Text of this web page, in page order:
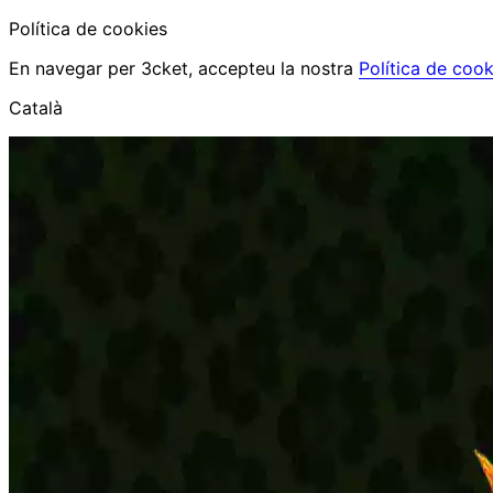
Política de cookies
En navegar per 3cket, accepteu la nostra Política de
Català